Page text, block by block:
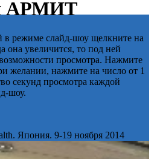
АРМИТ
в режиме слайд-шоу щелкните на
увеличится, то под ней
просмотра. Нажмите
желании, нажмите на число от 1
секунд просмотра каждой
шоу.
Япония. 9-19 ноября 2014